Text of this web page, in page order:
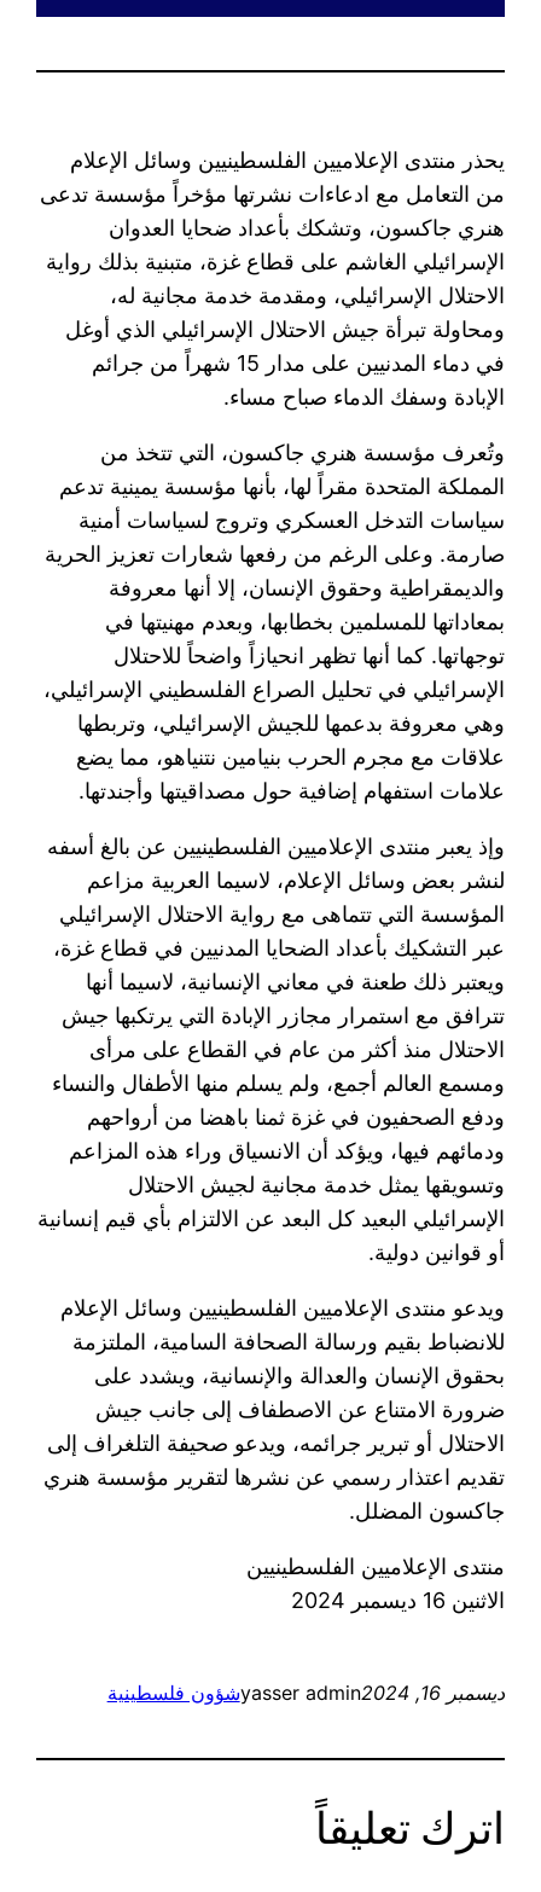
يحذر منتدى الإعلاميين الفلسطينيين وسائل الإعلام
من التعامل مع ادعاءات نشرتها مؤخراً مؤسسة تدعى
هنري جاكسون، وتشكك بأعداد ضحايا العدوان
الإسرائيلي الغاشم على قطاع غزة، متبنية بذلك رواية
الاحتلال الإسرائيلي، ومقدمة خدمة مجانية له،
ومحاولة تبرأة جيش الاحتلال الإسرائيلي الذي أوغل
في دماء المدنيين على مدار 15 شهراً من جرائم
الإبادة وسفك الدماء صباح مساء.
وتُعرف مؤسسة هنري جاكسون، التي تتخذ من
المملكة المتحدة مقراً لها، بأنها مؤسسة يمينية تدعم
سياسات التدخل العسكري وتروج لسياسات أمنية
صارمة. وعلى الرغم من رفعها شعارات تعزيز الحرية
والديمقراطية وحقوق الإنسان، إلا أنها معروفة
بمعاداتها للمسلمين بخطابها، وبعدم مهنيتها في
توجهاتها. كما أنها تظهر انحيازاً واضحاً للاحتلال
الإسرائيلي في تحليل الصراع الفلسطيني الإسرائيلي،
وهي معروفة بدعمها للجيش الإسرائيلي، وتربطها
علاقات مع مجرم الحرب بنيامين نتنياهو، مما يضع
علامات استفهام إضافية حول مصداقيتها وأجندتها.
وإذ يعبر منتدى الإعلاميين الفلسطينيين عن بالغ أسفه
لنشر بعض وسائل الإعلام، لاسيما العربية مزاعم
المؤسسة التي تتماهى مع رواية الاحتلال الإسرائيلي
عبر التشكيك بأعداد الضحايا المدنيين في قطاع غزة،
ويعتبر ذلك طعنة في معاني الإنسانية، لاسيما أنها
تترافق مع استمرار مجازر الإبادة التي يرتكبها جيش
الاحتلال منذ أكثر من عام في القطاع على مرأى
ومسمع العالم أجمع، ولم يسلم منها الأطفال والنساء
ودفع الصحفيون في غزة ثمنا باهضا من أرواحهم
ودمائهم فيها، ويؤكد أن الانسياق وراء هذه المزاعم
وتسويقها يمثل خدمة مجانية لجيش الاحتلال
الإسرائيلي البعيد كل البعد عن الالتزام بأي قيم إنسانية
أو قوانين دولية.
ويدعو منتدى الإعلاميين الفلسطينيين وسائل الإعلام
للانضباط بقيم ورسالة الصحافة السامية، الملتزمة
بحقوق الإنسان والعدالة والإنسانية، ويشدد على
ضرورة الامتناع عن الاصطفاف إلى جانب جيش
الاحتلال أو تبرير جرائمه، ويدعو صحيفة التلغراف إلى
تقديم اعتذار رسمي عن نشرها لتقرير مؤسسة هنري
جاكسون المضلل.
منتدى الإعلاميين الفلسطينيين
الاثنين 16 ديسمبر 2024
ديسمبر 16, 2024 yasser adminشؤون فلسطينية
اترك تعليقاً